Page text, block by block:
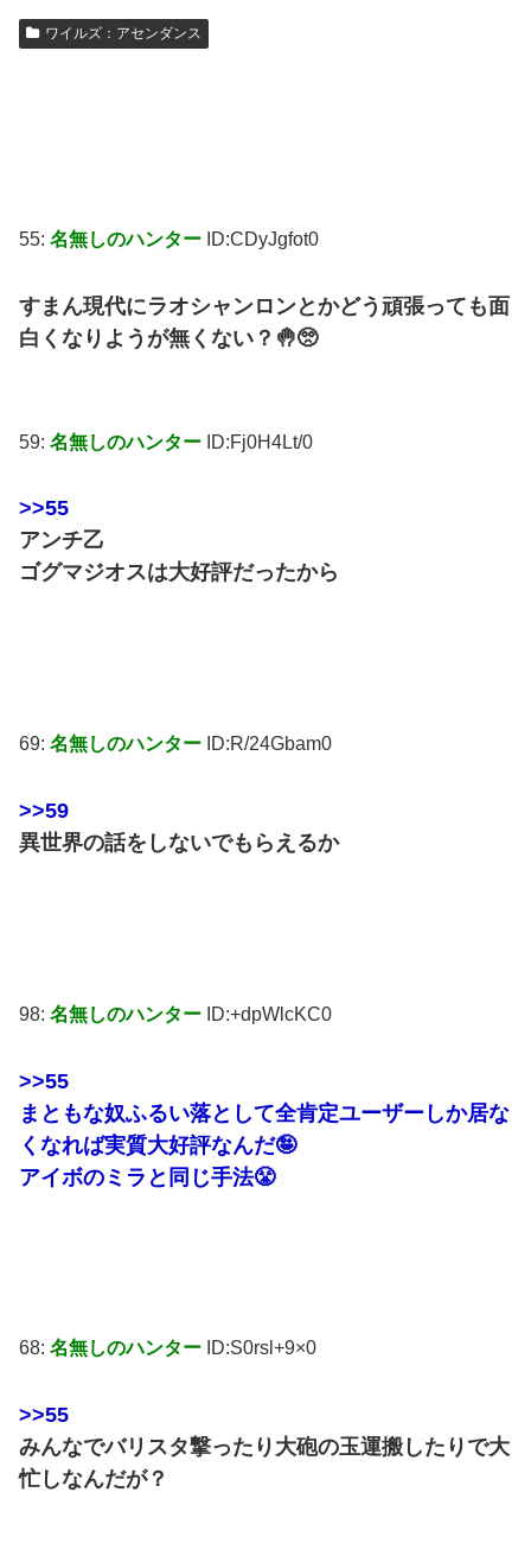
ワイルズ：アセンダンス
55: 名無しのハンター ID:CDyJgfot0
すまん現代にラオシャンロンとかどう頑張っても面
白くなりようが無くない？🤚🥺
59: 名無しのハンター ID:Fj0H4Lt/0
>>55
アンチ乙
ゴグマジオスは大好評だったから
69: 名無しのハンター ID:R/24Gbam0
>>59
異世界の話をしないでもらえるか
98: 名無しのハンター ID:+dpWlcKC0
>>55
まともな奴ふるい落として全肯定ユーザーしか居な
くなれば実質大好評なんだ🤪
アイボのミラと同じ手法😤
68: 名無しのハンター ID:S0rsl+9×0
>>55
みんなでバリスタ撃ったり大砲の玉運搬したりで大
忙しなんだが？